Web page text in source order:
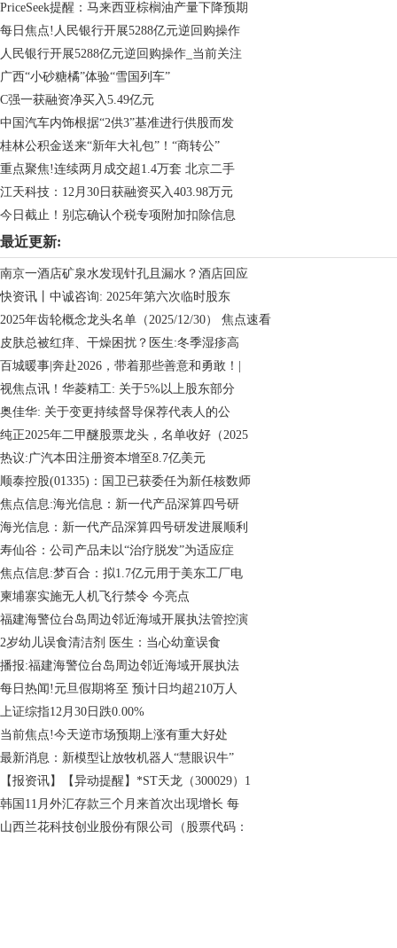
PriceSeek提醒：马来西亚棕榈油产量下降预期
每日焦点!人民银行开展5288亿元逆回购操作
人民银行开展5288亿元逆回购操作_当前关注
广西“小砂糖橘”体验“雪国列车”
C强一获融资净买入5.49亿元
中国汽车内饰根据“2供3”基准进行供股而发
桂林公积金送来“新年大礼包”！“商转公”
重点聚焦!连续两月成交超1.4万套 北京二手
江天科技：12月30日获融资买入403.98万元
今日截止！别忘确认个税专项附加扣除信息
最近更新:
南京一酒店矿泉水发现针孔且漏水？酒店回应
快资讯丨中诚咨询: 2025年第六次临时股东
2025年齿轮概念龙头名单（2025/12/30） 焦点速看
皮肤总被红痒、干燥困扰？医生:冬季湿疹高
百城暖事|奔赴2026，带着那些善意和勇敢！|
视焦点讯！华菱精工: 关于5%以上股东部分
奥佳华: 关于变更持续督导保荐代表人的公
纯正2025年二甲醚股票龙头，名单收好（2025
热议:广汽本田注册资本增至8.7亿美元
顺泰控股(01335)：国卫已获委任为新任核数师
焦点信息:海光信息：新一代产品深算四号研
海光信息：新一代产品深算四号研发进展顺利
寿仙谷：公司产品未以“治疗脱发”为适应症
焦点信息:梦百合：拟1.7亿元用于美东工厂电
柬埔寨实施无人机飞行禁令 今亮点
福建海警位台岛周边邻近海域开展执法管控演
2岁幼儿误食清洁剂 医生：当心幼童误食
播报:福建海警位台岛周边邻近海域开展执法
每日热闻!元旦假期将至 预计日均超210万人
上证综指12月30日跌0.00%
当前焦点!今天逆市场预期上涨有重大好处
最新消息：新模型让放牧机器人“慧眼识牛”
【报资讯】【异动提醒】*ST天龙（300029）1
韩国11月外汇存款三个月来首次出现增长 每
山西兰花科技创业股份有限公司（股票代码：